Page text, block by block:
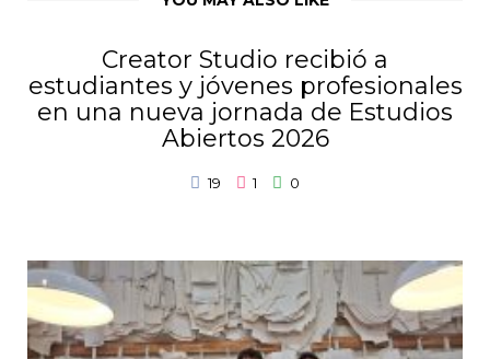
Creator Studio recibió a
estudiantes y jóvenes profesionales
en una nueva jornada de Estudios
Abiertos 2026
19 1 0